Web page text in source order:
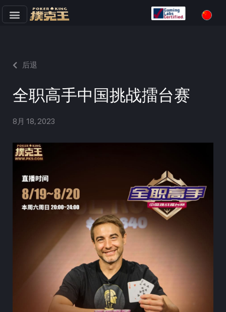
文
后退
全职高手中国挑战擂台赛
8月 18, 2023